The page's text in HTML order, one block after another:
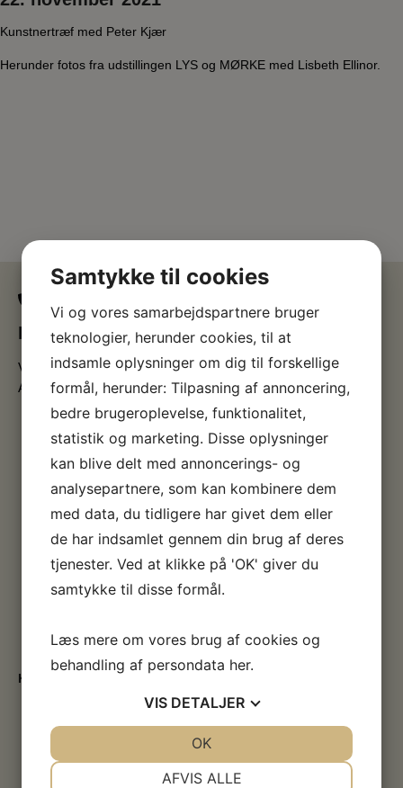
Kunstnertræf med Peter Kjær
Herunder fotos fra udstillingen LYS og MØRKE med Lisbeth Ellinor.
Kontakt os
Vestjyllands Kunstpavillon
Arne Haugen Sørensen Museum
Klik for yderlig besøgsinformation
Samtykke til cookies
Vi og vores samarbejdspartnere bruger
teknologier, herunder cookies, til at
indsamle oplysninger om dig til forskellige
formål, herunder: Tilpasning af annoncering,
bedre brugeroplevelse, funktionalitet,
statistik og marketing. Disse oplysninger
kan blive delt med annoncerings- og
analysepartnere, som kan kombinere dem
med data, du tidligere har givet dem eller
de har indsamlet gennem din brug af deres
tjenester. Ved at klikke på 'OK' giver du
samtykke til disse formål.
Læs mere om vores brug af cookies og
behandling af persondata her.
VIS DETALJER
AFVIS ALLE
OK